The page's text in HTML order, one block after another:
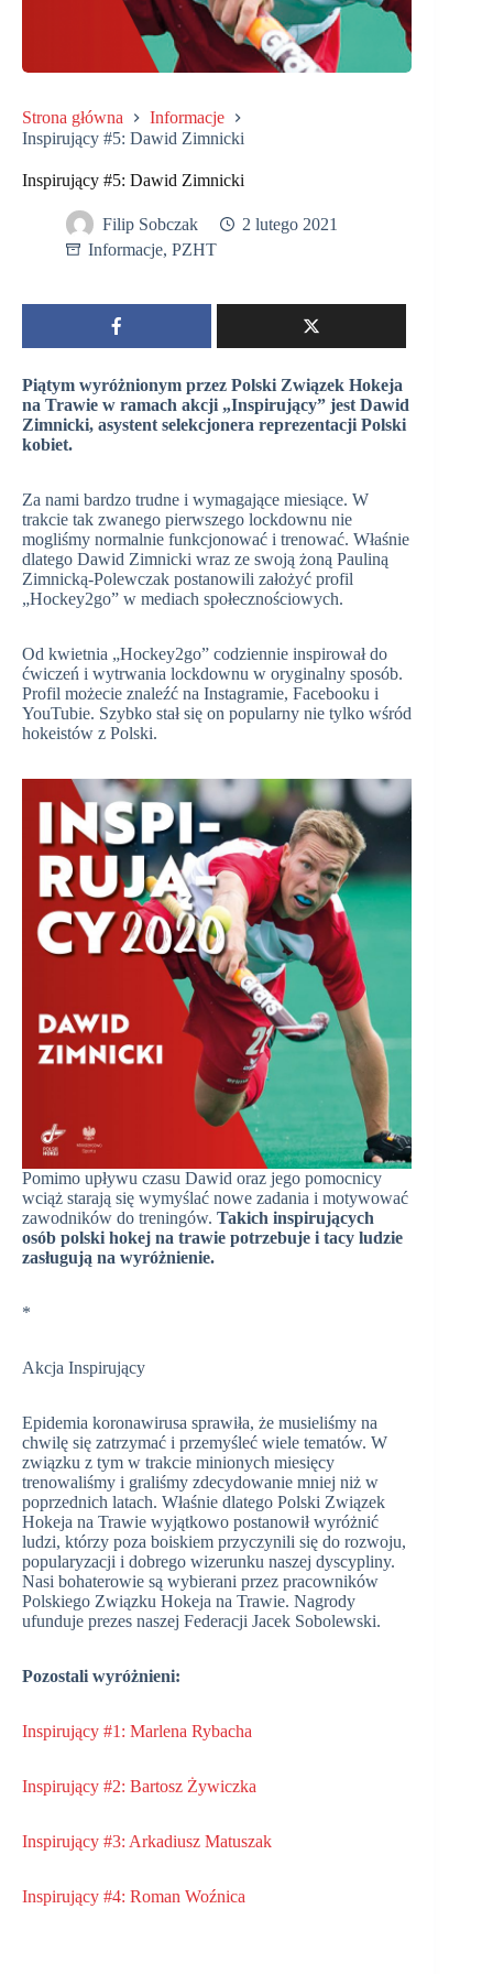
Strona główna
Informacje
Inspirujący #5: Dawid Zimnicki
Inspirujący #5: Dawid Zimnicki
Filip Sobczak
2 lutego 2021
Informacje, PZHT
Piątym wyróżnionym przez Polski Związek Hokeja
na Trawie w ramach akcji „Inspirujący” jest Dawid
Zimnicki, asystent selekcjonera reprezentacji Polski
kobiet.
Za nami bardzo trudne i wymagające miesiące. W
trakcie tak zwanego pierwszego lockdownu nie
mogliśmy normalnie funkcjonować i trenować. Właśnie
dlatego Dawid Zimnicki wraz ze swoją żoną Pauliną
Zimnicką-Polewczak postanowili założyć profil
„Hockey2go” w mediach społecznościowych.
Od kwietnia „Hockey2go” codziennie inspirował do
ćwiczeń i wytrwania lockdownu w oryginalny sposób.
Profil możecie znaleźć na Instagramie, Facebooku i
YouTubie. Szybko stał się on popularny nie tylko wśród
hokeistów z Polski.
Pomimo upływu czasu Dawid oraz jego pomocnicy
wciąż starają się wymyślać nowe zadania i motywować
zawodników do treningów. Takich inspirujących
osób polski hokej na trawie potrzebuje i tacy ludzie
zasługują na wyróżnienie.
*
Akcja Inspirujący
Epidemia koronawirusa sprawiła, że musieliśmy na
chwilę się zatrzymać i przemyśleć wiele tematów. W
związku z tym w trakcie minionych miesięcy
trenowaliśmy i graliśmy zdecydowanie mniej niż w
poprzednich latach. Właśnie dlatego Polski Związek
Hokeja na Trawie wyjątkowo postanowił wyróżnić
ludzi, którzy poza boiskiem przyczynili się do rozwoju,
popularyzacji i dobrego wizerunku naszej dyscypliny.
Nasi bohaterowie są wybierani przez pracowników
Polskiego Związku Hokeja na Trawie. Nagrody
ufunduje prezes naszej Federacji Jacek Sobolewski.
Pozostali wyróżnieni:
Inspirujący #1: Marlena Rybacha
Inspirujący #2: Bartosz Żywiczka
Inspirujący #3: Arkadiusz Matuszak
Inspirujący #4: Roman Woźnica